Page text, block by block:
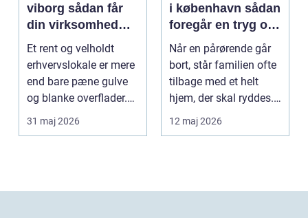
viborg sådan får
din virksomhed
mere tid og bedre
arbejdsmiljø
Et rent og velholdt
erhvervslokale er mere
end bare pæne gulve
og blanke overflader.
Rengøringen påv...
31 maj 2026
i københavn sådan
foregår en tryg og
effektiv proces
Når en pårørende går
bort, står familien ofte
tilbage med et helt
hjem, der skal ryddes.
Møbler, per...
12 maj 2026